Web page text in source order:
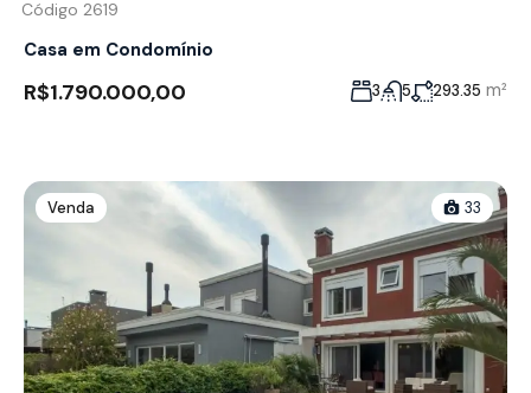
Código 2619
Casa em Condomínio
R$1.790.000,00 3 5 293.35 m²
Venda 33